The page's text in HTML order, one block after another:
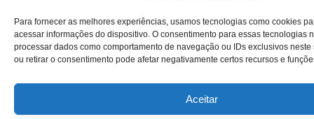
Para fornecer as melhores experiências, usamos tecnologias como cookies
acessar informações do dispositivo. O consentimento para essas tecnologias
processar dados como comportamento de navegação ou IDs exclusivos neste
ou retirar o consentimento pode afetar negativamente certos recursos e
Aceitar